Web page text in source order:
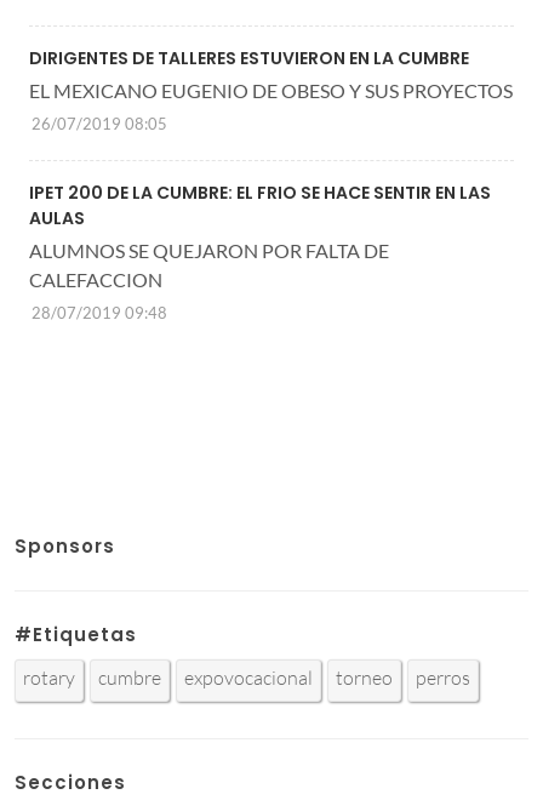
DIRIGENTES DE TALLERES ESTUVIERON EN LA CUMBRE
EL MEXICANO EUGENIO DE OBESO Y SUS PROYECTOS
26/07/2019 08:05
IPET 200 DE LA CUMBRE: EL FRIO SE HACE SENTIR EN LAS
AULAS
ALUMNOS SE QUEJARON POR FALTA DE
CALEFACCION
28/07/2019 09:48
Sponsors
#Etiquetas
rotary cumbre expovocacional torneo perros
Secciones